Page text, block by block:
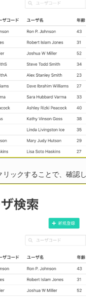
リックすることで、確認